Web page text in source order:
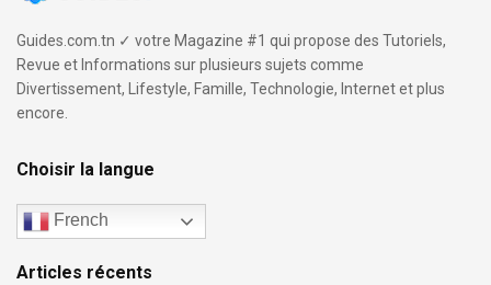
Guides.com.tn ✓ votre Magazine #1 qui propose des Tutoriels,
Revue et Informations sur plusieurs sujets comme
Divertissement, Lifestyle, Famille, Technologie, Internet et plus
encore.
Choisir la langue
French
Articles récents